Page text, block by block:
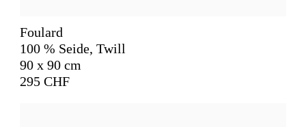
Foulard
100 % Seide, Twill
90 x 90 cm
295 CHF